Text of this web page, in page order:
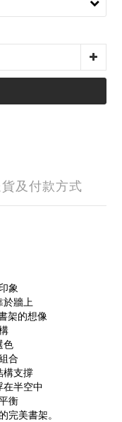
及付款方式
象
於牆上
架的想像
色
合
構支撐
在半空中
衡
完美書架。